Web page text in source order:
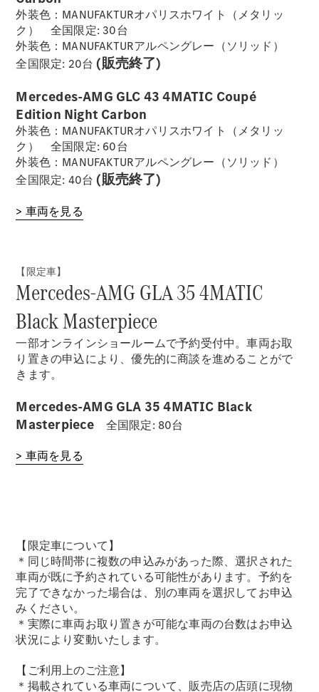
外装色：MANUFAKTURオパリスホワイト（メタリッ
ク） 全国限定: 30台
外装色：MANUFAKTURアルペングレー（ソリッド）
全国限定: 20台(販売終了)
Mercedes-AMG GLC 43 4MATIC Coupé
Edition Night Carbon
外装色：MANUFAKTURオパリスホワイト（メタリッ
ク） 全国限定: 60台
外装色：MANUFAKTURアルペングレー（ソリッド）
全国限定: 40台(販売終了)
> 車両を見る
【限定車】
Mercedes-AMG GLA 35 4MATIC
Black Masterpiece
一部オンラインショールームで予約受付中。車両お取
り置きの申込により、優先的に商談を進めることがで
きます。
Mercedes-AMG GLA 35 4MATIC Black
Masterpiece 全国限定: 80台
> 車両を見る
【限定車について】
＊同じ時間帯に複数の申込みがあった際、選択された
車両が既に予約されている可能性があります。予約を
完了できなかった場合は、別の車両を選択してお申込
みください。
＊実際に車両お取り置きが可能な車両の台数はお申込
状況により変動いたします。
【ご利用上のご注意】
＊掲載されている車両について、販売店の店頭に現物